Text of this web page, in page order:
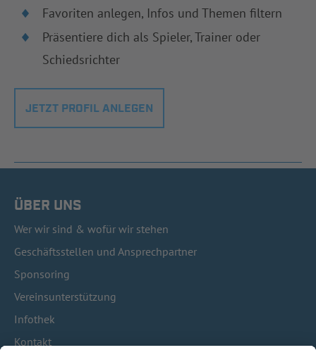
Favoriten anlegen, Infos und Themen filtern
Präsentiere dich als Spieler, Trainer oder
Schiedsrichter
JETZT PROFIL ANLEGEN
ÜBER UNS
Wer wir sind & wofür wir stehen
Geschäftsstellen und Ansprechpartner
Sponsoring
Vereinsunterstützung
Infothek
Kontakt